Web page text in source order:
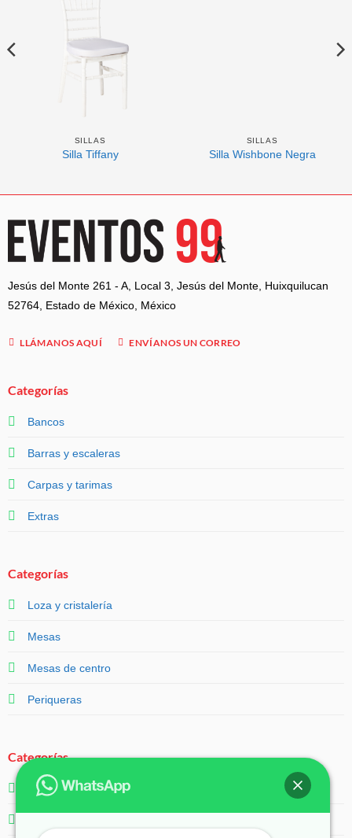
SILLAS
Silla Tiffany
SILLAS
Silla Wishbone Negra
Jesús del Monte 261 - A, Local 3, Jesús del Monte, Huixquilucan
52764, Estado de México, México
LLÁMANOS AQUÍ ENVÍANOS UN CORREO
Categorías
Bancos
Barras y escaleras
Carpas y tarimas
Extras
Categorías
Loza y cristalería
Mesas
Mesas de centro
Periqueras
Categorías
Salas